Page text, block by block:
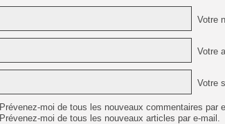
Votre
Votre
Votre
Prévenez-moi de tous les nouveaux commentaires par
Prévenez-moi de tous les nouveaux articles par e-mail.